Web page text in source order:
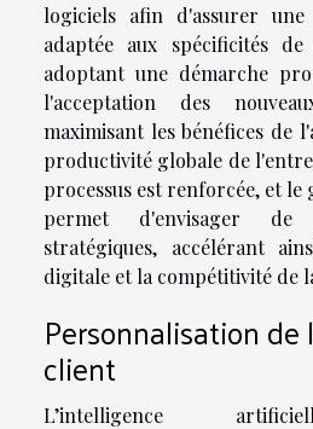
logiciels afin d'assurer
adaptée aux spécificités
adoptant une démarche
l'acceptation des
maximisant les bénéfices de
productivité globale de
processus est renforcée, et le
permet d'envisager de
stratégiques, accélérant
digitale et la compétitivité de
Personnalisation de
client
L’intelligence